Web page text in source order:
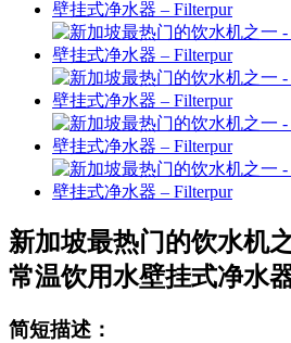
新加坡最热门的饮水机
常温饮用水壁挂式净水
简短描述：